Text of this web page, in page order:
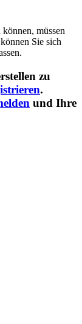
müssen
Sie sich
zu
.
und Ihre